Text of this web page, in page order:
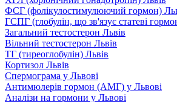
ФСГ (фолікулостимулюючий гормон)
ГСПГ (глобулін, що зв'язує статеві
Загальний тестостерон Львів
Вільний тестостерон Львів
ТГ (тиреоглобулін) Львів
Кортизол Львів
Спермограма у Львові
Антимюлерів гормон (АМГ) у Львові
Аналізи на гормони у Львові